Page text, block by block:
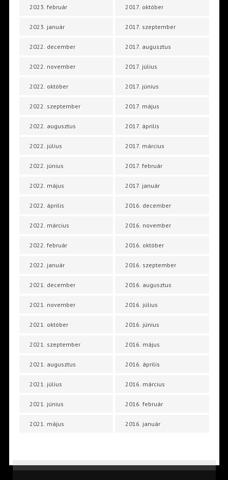
2023. február
2023. január
2022. december
2022. november
2022. október
2022. szeptember
2022. augusztus
2022. július
2022. június
2022. május
2022. április
2022. március
2022. február
2022. január
2021. december
2021. november
2021. október
2021. szeptember
2021. augusztus
2021. július
2021. június
2021. május
2017. október
2017. szeptember
2017. augusztus
2017. július
2017. június
2017. május
2017. április
2017. március
2017. február
2017. január
2016. december
2016. november
2016. október
2016. szeptember
2016. augusztus
2016. július
2016. június
2016. május
2016. április
2016. március
2016. február
2016. január